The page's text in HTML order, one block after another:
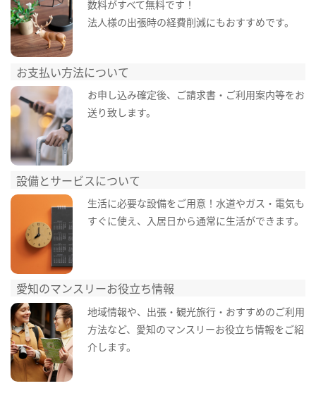
数料がすべて無料です！
法人様の出張時の経費削減にもおすすめです。
お支払い方法について
お申し込み確定後、ご請求書・ご利用案内等をお
送り致します。
設備とサービスについて
生活に必要な設備をご用意！水道やガス・電気も
すぐに使え、入居日から通常に生活ができます。
愛知のマンスリーお役立ち情報
地域情報や、出張・観光旅行・おすすめのご利用
方法など、愛知のマンスリーお役立ち情報をご紹
介します。